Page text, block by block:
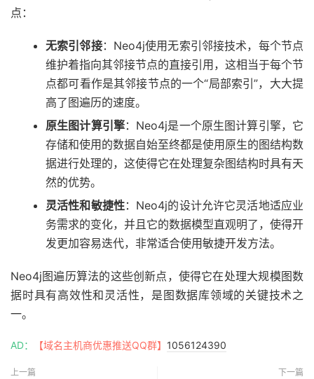
点：
无索引邻接：Neo4j使用无索引邻接技术，每个节点
维护着指向其邻接节点的直接引用，这相当于每个节
点都可看作是其邻接节点的一个“局部索引”，大大提
高了图遍历的速度。
原生图计算引擎：Neo4j是一个原生图计算引擎，它
存储和使用的数据自始至终都是使用原生的图结构数
据进行处理的，这使得它在处理复杂图结构时具有天
然的优势。
灵活性和敏捷性：Neo4j的设计允许它灵活地适应业
务需求的变化，并且它的数据模型直观明了，使得开
发更加容易迭代，非常适合使用敏捷开发方法。
Neo4j图遍历算法的这些创新点，使得它在处理大规模图数
据时具有高效性和灵活性，是图数据库领域的关键技术之
一。
AD： 【域名主机商优惠推送QQ群】 1056124390
上一篇 下一篇